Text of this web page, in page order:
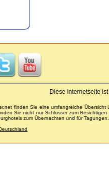
Diese Internetseite
finden Sie eine umfangreiche
Sie nicht nur Schlösser zum
zum Übernachten und für Tagungen.